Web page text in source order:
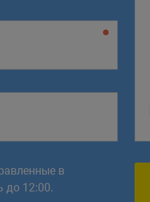
в
до 12:00.